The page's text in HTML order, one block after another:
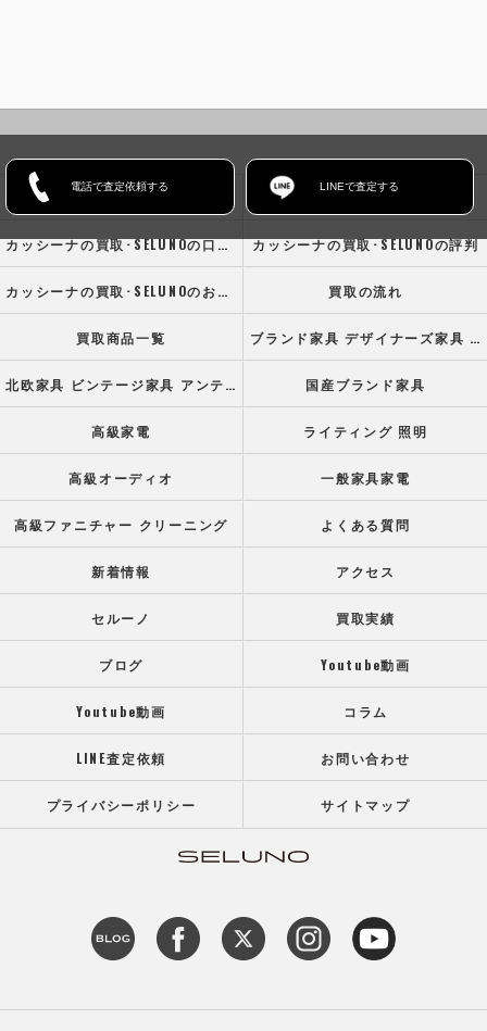
電話で査定依頼する LINEで査定する
ホーム コンセプト
カッシーナの買取･SELUNOの口コミ情報 カッシーナの買取･SELUNOの評判
カッシーナの買取･SELUNOのお客様の声 買取の流れ
買取商品一覧 ブランド家具 デザイナーズ家具 高級オフィス家具
北欧家具 ビンテージ家具 アンティーク家具 国産ブランド家具
高級家電 ライティング 照明
高級オーディオ 一般家具家電
高級ファニチャー クリーニング よくある質問
新着情報 アクセス
セルーノ 買取実績
ブログ Youtube動画
Youtube動画 コラム
LINE査定依頼 お問い合わせ
プライバシーポリシー サイトマップ